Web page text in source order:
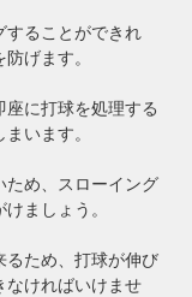
することができれ
げます。
に打球を処理する
います。
ため、スローイング
ましょう。
るため、打球が伸び
なければいけませ